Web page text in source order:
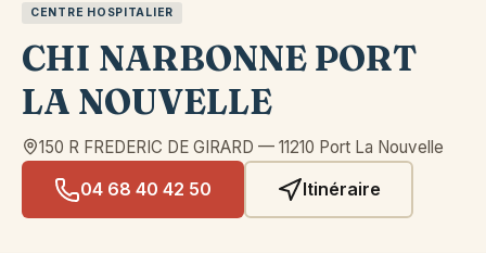
CENTRE HOSPITALIER
CHI NARBONNE PORT
LA NOUVELLE
150 R FREDERIC DE GIRARD — 11210 Port La Nouvelle
04 68 40 42 50 Itinéraire